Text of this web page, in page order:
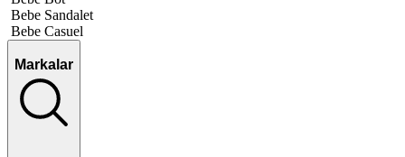
Bebe Sandalet
Bebe Casuel
Markalar